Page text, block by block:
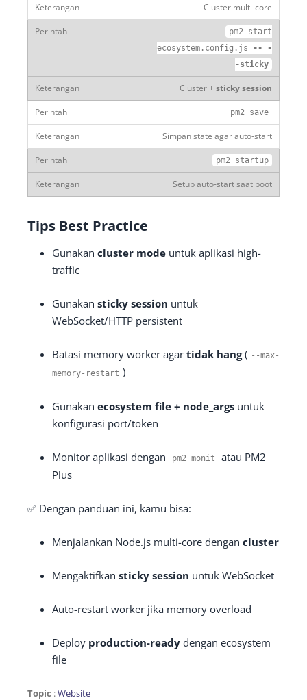
Cluster multi-core
pm2 start
ecosystem . config . js --
-
-sticky
Cluster + sticky session
pm2 save
Simpan state agar auto-start
pm2 startup
Setup auto-start saat boot
Tips Best Practice
Gunakan cluster mode untuk aplikasi high-
traffic
Gunakan sticky session untuk
WebSocket/HTTP persistent
Batasi memory worker agar tidak hang( --max-
memory- restart )
Gunakan ecosystem file + node_args untuk
konfigurasi port/token
Monitor aplikasi dengan pm2 monit
atau PM2
Plus
✅ Dengan panduan ini, kamu bisa:
Menjalankan Node.js multi-core dengan cluster
Mengaktifkan sticky session untuk WebSocket
Auto-restart worker jika memory overload
Deploy production-ready dengan ecosystem
file
Topic :Website